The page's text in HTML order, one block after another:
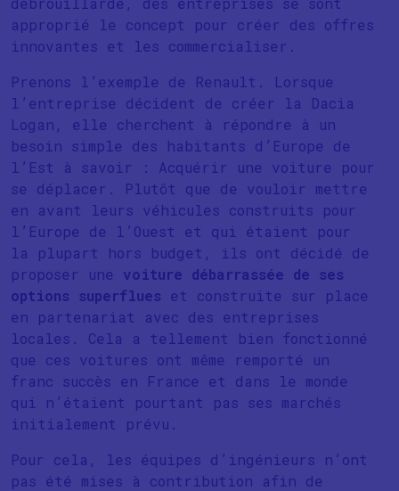
approprié le concept pour créer des offres
innovantes et les commercialiser.
Prenons l’exemple de Renault. Lorsque
l’entreprise décident de créer la Dacia
Logan, elle cherchent à répondre à un
besoin simple des habitants d’Europe de
l’Est à savoir : Acquérir une voiture pour
se déplacer. Plutôt que de vouloir mettre
en avant leurs véhicules construits pour
l’Europe de l’Ouest et qui étaient pour
la plupart hors budget, ils ont décidé de
proposer une voiture débarrassée de ses
options superflues et construite sur place
en partenariat avec des entreprises
locales. Cela a tellement bien fonctionné
que ces voitures ont même remporté un
franc succès en France et dans le monde
qui n’étaient pourtant pas ses marchés
initialement prévu.
Pour cela, les équipes d’ingénieurs n’ont
pas été mises à contribution afin de